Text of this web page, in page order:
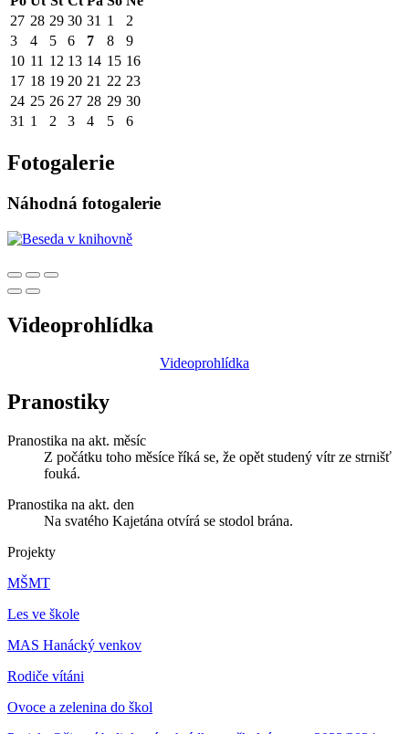
27 28 29 30 31 1
2
3
4 5 6 7 8
9
10 11 12 13 14 15 16
17 18 19 20 21 22 23
24 25 26 27 28 29 30
31 1 2 3 4 5 6
Fotogalerie
Náhodná fotogalerie
Videoprohlídka
Videoprohlídka
Pranostiky
Pranostika na akt. měsíc
Z počátku toho měsíce říká se, že opět studený vítr ze strnišť
fouká.
Pranostika na akt. den
Na svatého Kajetána otvírá se stodol brána.
Projekty
MŠMT
Les ve škole
MAS Hanácký venkov
Rodiče vítáni
Ovoce a zelenina do škol